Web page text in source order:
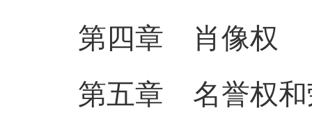
第四章 肖像权
第五章 名誉权和